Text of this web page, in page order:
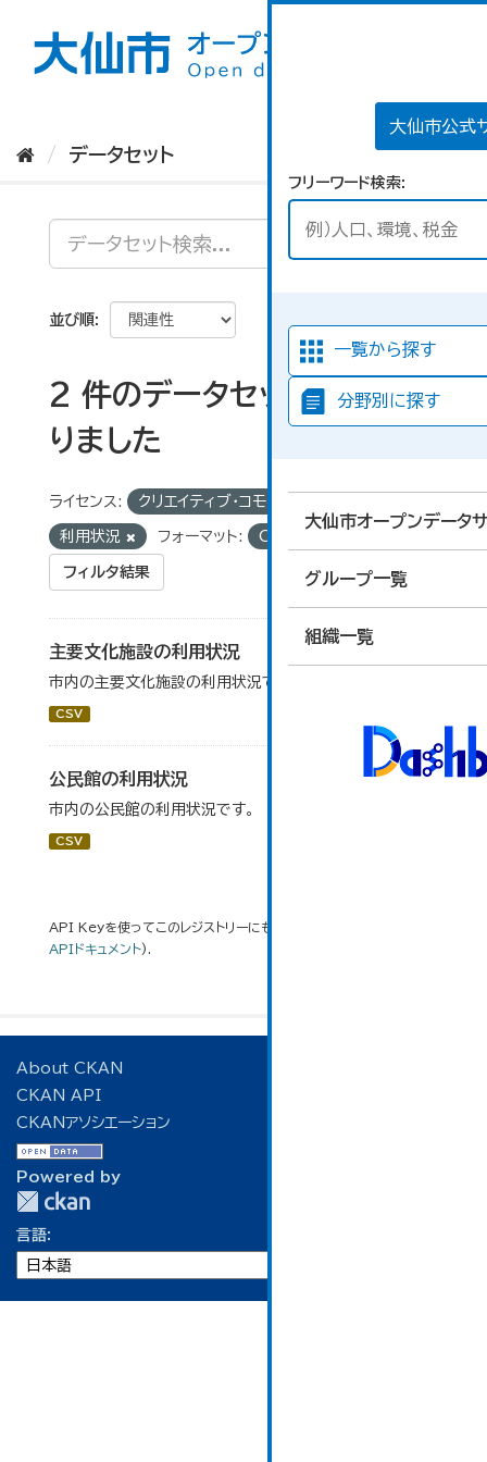
大仙市公式
フリーワード検索
一覧から探す
分野別に探す
大仙市オープンデータ
グループ一覧
組織一覧
データセット
並び順
2 件のデータセットが見つか
りました
ライセンス: クリエイティブ・コモンズ 表示
利用状況 フォーマット: CSV
フィルタ結果
主要文化施設の利用状況
市内の主要文化施設の利用状況です。
CSV
公民館の利用状況
市内の公民館の利用状況です。
CSV
API Keyを使ってこのレジストリーにもアクセス可能です
APIドキュメント).
About CKAN
CKAN API
CKANアソシエーション
Powered by
言語